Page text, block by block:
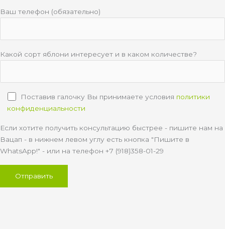
Ваш телефон (обязательно)
Какой сорт яблони интересует и в каком количестве?
Поставив галочку Вы принимаете условия политики
конфиденциальности
Если хотите получить консультацию быстрее - пишите нам на
Вацап - в нижнем левом углу есть кнопка "Пишите в
WhatsApp!" - или на телефон +7 (918)358-01-29